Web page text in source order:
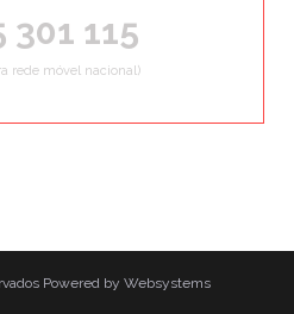
301 115
rede móvel nacional)
Powered by Websystems